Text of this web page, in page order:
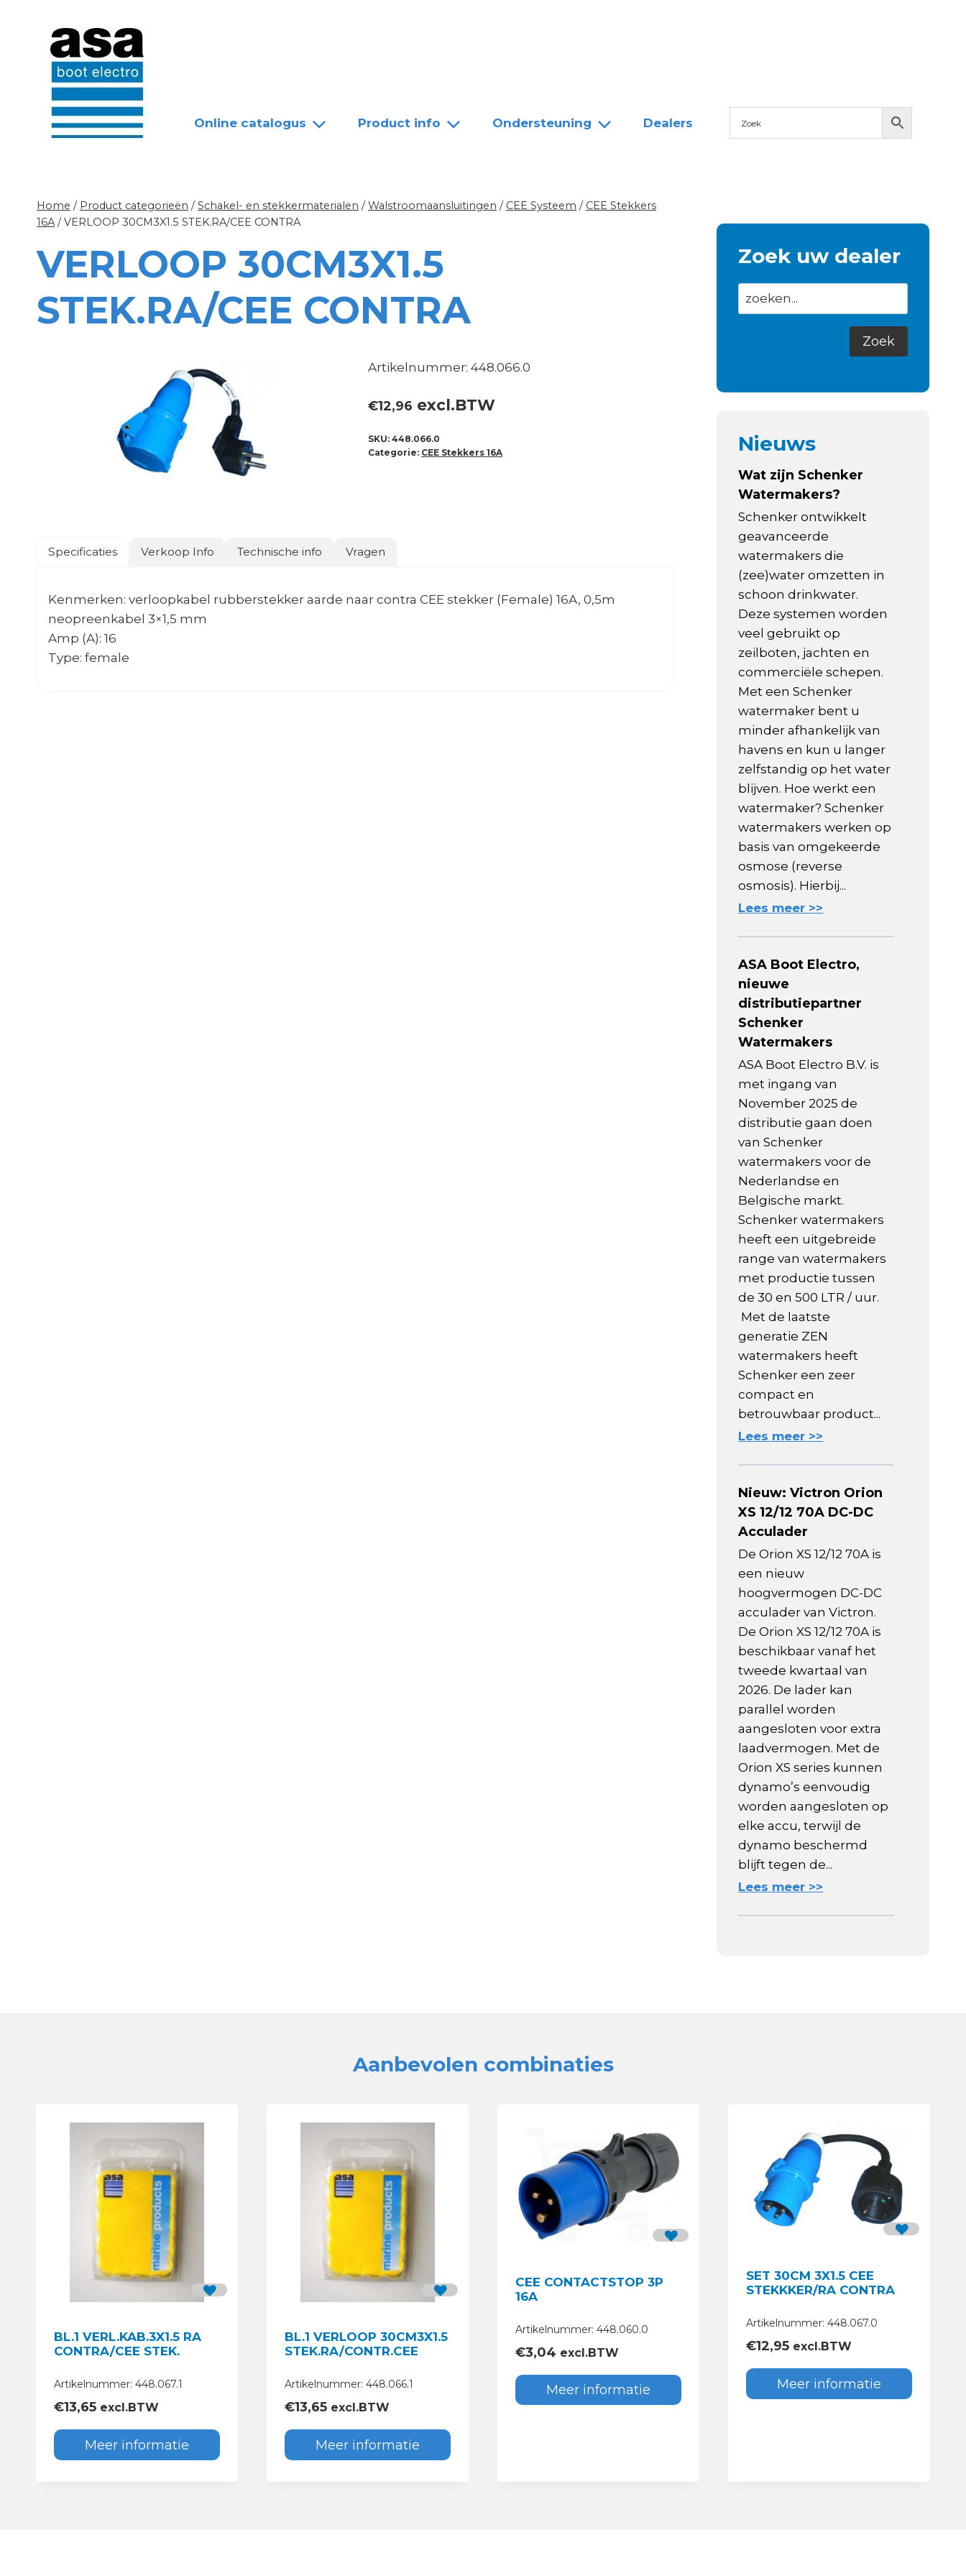
Online catalogus Product info Ondersteuning Dealers
Home / Product categorieën / Schakel- en stekkermaterialen / Walstroomaansluitingen / CEE Systeem / CEE Stekkers
16A / VERLOOP 30CM3X1.5 STEK.RA/CEE CONTRA
VERLOOP 30CM3X1.5
STEK.RA/CEE CONTRA
Artikelnummer: 448.066.0
€12,96 excl.BTW
SKU:448.066.0
Categorie: CEE Stekkers 16A
Specificaties Verkoop Info Technische info Vragen
Kenmerken: verloopkabel rubberstekker aarde naar contra CEE stekker (Female) 16A, 0,5m
neopreenkabel 3×1,5 mm
Amp (A): 16
Type: female
Zoek uw dealer
Nieuws
Wat zijn Schenker
Watermakers?
Schenker ontwikkelt
geavanceerde
watermakers die
(zee)water omzetten in
schoon drinkwater.
Deze systemen worden
veel gebruikt op
zeilboten, jachten en
commerciële schepen.
Met een Schenker
watermaker bent u
minder afhankelijk van
havens en kun u langer
zelfstandig op het water
blijven. Hoe werkt een
watermaker? Schenker
watermakers werken op
basis van omgekeerde
osmose (reverse
osmosis). Hierbij...
Lees meer >>
ASA Boot Electro,
nieuwe
distributiepartner
Schenker
Watermakers
ASA Boot Electro B.V. is
met ingang van
November 2025 de
distributie gaan doen
van Schenker
watermakers voor de
Nederlandse en
Belgische markt.
Schenker watermakers
heeft een uitgebreide
range van watermakers
met productie tussen
de 30 en 500 LTR / uur.
Met de laatste
generatie ZEN
watermakers heeft
Schenker een zeer
compact en
betrouwbaar product...
Lees meer >>
Nieuw: Victron Orion
XS 12/12 70A DC-DC
Acculader
De Orion XS 12/12 70A is
een nieuw
hoogvermogen DC-DC
acculader van Victron.
De Orion XS 12/12 70A is
beschikbaar vanaf het
tweede kwartaal van
2026. De lader kan
parallel worden
aangesloten voor extra
laadvermogen. Met de
Orion XS series kunnen
dynamo’s eenvoudig
worden aangesloten op
elke accu, terwijl de
dynamo beschermd
blijft tegen de...
Lees meer >>
Aanbevolen combinaties
BL.1 VERL.KAB.3X1.5 RA
CONTRA/CEE STEK.
Artikelnummer: 448.067.1
€13,65 excl.BTW
Meer informatie
BL.1 VERLOOP 30CM3X1.5
STEK.RA/CONTR.CEE
Artikelnummer: 448.066.1
€13,65 excl.BTW
Meer informatie
CEE CONTACTSTOP 3P
16A
Artikelnummer: 448.060.0
€3,04 excl.BTW
Meer informatie
SET 30CM 3X1.5 CEE
STEKKKER/RA CONTRA
Artikelnummer: 448.067.0
€12,95 excl.BTW
Meer informatie